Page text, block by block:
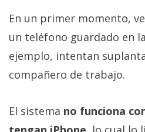
En un primer momento,
un teléfono guardado en
ejemplo, intentan
compañero de trabajo.
El sistema no funciona